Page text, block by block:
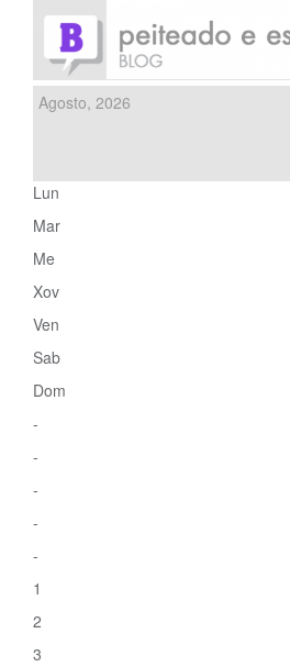
Agosto, 2026
Lun
Mar
Me
Xov
Ven
Sab
Dom
-
-
-
-
-
1
2
3